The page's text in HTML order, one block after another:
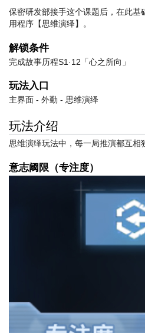
保密研发部接手这个课题后，在此基
用程序【思维演绎】。
解锁条件
完成故事历程S1·12「心之所向」
玩法入口
主界面 - 外勤 - 思维演绎
玩法介绍
思维演绎玩法中，每一局推演都互相
意志阈限（专注度）